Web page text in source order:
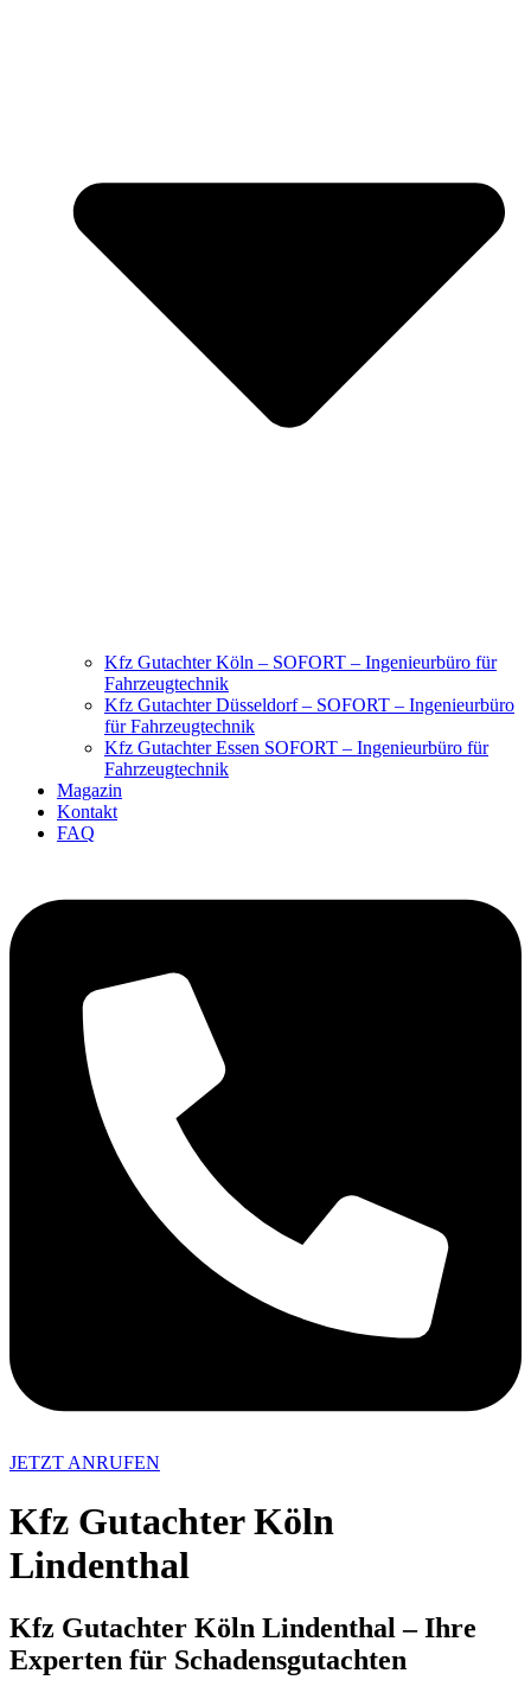
Kfz Gutachter Köln – SOFORT – Ingenieurbüro für
Fahrzeugtechnik
Kfz Gutachter Düsseldorf – SOFORT – Ingenieurbüro
für Fahrzeugtechnik
Kfz Gutachter Essen SOFORT – Ingenieurbüro für
Fahrzeugtechnik
Magazin
Kontakt
FAQ
JETZT ANRUFEN
Kfz Gutachter Köln
Lindenthal
Kfz Gutachter Köln Lindenthal – Ihre
Experten für Schadensgutachten